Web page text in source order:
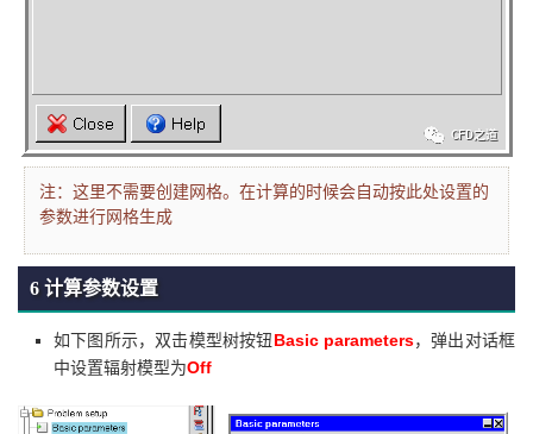
注： 这里不需要创建网格。 在计算的时候会自动按此处设置的
参数进行网格生成
6 计算参数设置
如下图所示，双击模型树按钮 Basic parameters，弹出对话框
中设置辐射模型为Off